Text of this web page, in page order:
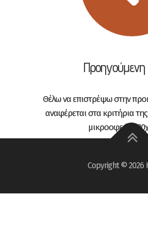
Προηγούμενη
Θέλω να επιστρέψω στην
αναφέρεται στα κριτήρια
μικροοφειλές
Copyright © 2026